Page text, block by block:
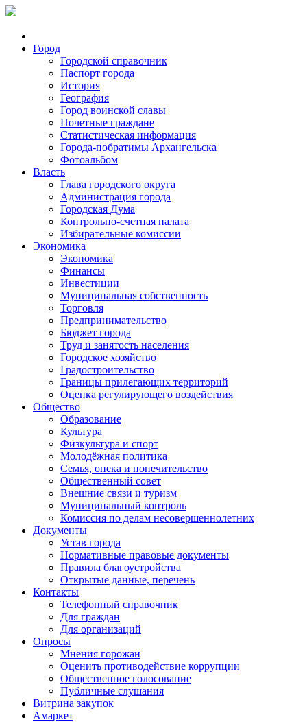
Город
Городской справочник
Паспорт города
История
География
Город воинской славы
Почетные граждане
Статистическая информация
Города-побратимы Архангельска
Фотоальбом
Власть
Глава городского округа
Администрация города
Городская Дума
Контрольно-счетная палата
Избирательные комиссии
Экономика
Экономика
Финансы
Инвестиции
Муниципальная собственность
Торговля
Предпринимательство
Бюджет города
Труд и занятость населения
Городское хозяйство
Градостроительство
Границы прилегающих территорий
Оценка регулирующего воздействия
Общество
Образование
Культура
Физкультура и спорт
Молодёжная политика
Семья, опека и попечительство
Общественный совет
Внешние связи и туризм
Муниципальный контроль
Комиссия по делам несовершеннолетних
Документы
Устав города
Нормативные правовые документы
Правила благоустройства
Открытые данные, перечень
Контакты
Телефонный справочник
Для граждан
Для организаций
Опросы
Мнения горожан
Оценить противодействие коррупции
Общественное голосование
Публичные слушания
Витрина закупок
Амаркет